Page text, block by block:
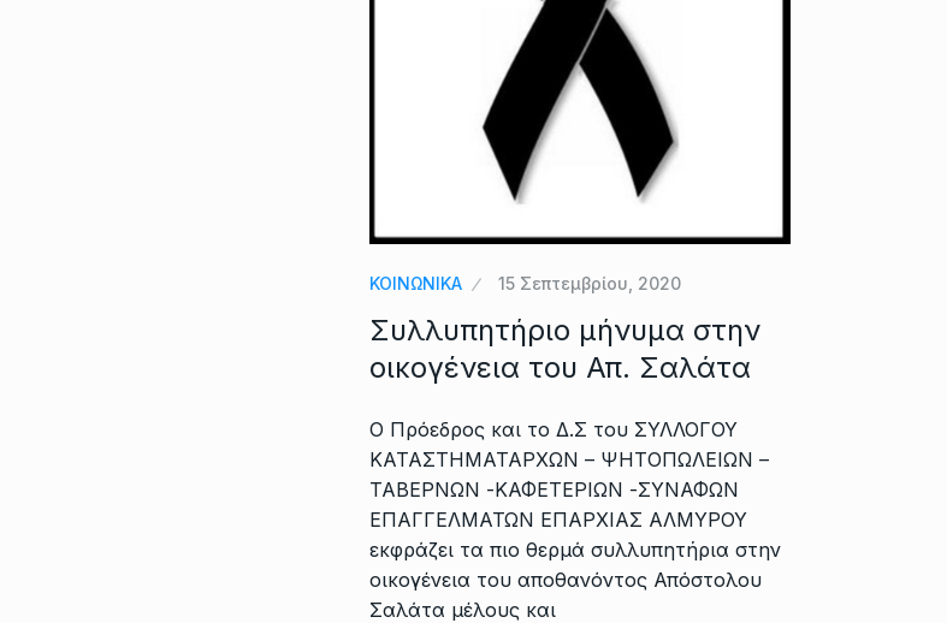
ΚΟΙΝΩΝΙΚΑ 15 Σεπτεμβρίου, 2020
Συλλυπητήριο μήνυμα στην
οικογένεια του Απ. Σαλάτα
Ο Πρόεδρος και το Δ.Σ του ΣΥΛΛΟΓΟΥ
ΚΑΤΑΣΤΗΜΑΤΑΡΧΩΝ – ΨΗΤΟΠΩΛΕΙΩΝ –
ΤΑΒΕΡΝΩΝ -ΚΑΦΕΤΕΡΙΩΝ -ΣΥΝΑΦΩΝ
ΕΠΑΓΓΕΛΜΑΤΩΝ ΕΠΑΡΧΙΑΣ ΑΛΜΥΡΟΥ
εκφράζει τα πιο θερμά συλλυπητήρια στην
οικογένεια του αποθανόντος Απόστολου
Σαλάτα μέλους και